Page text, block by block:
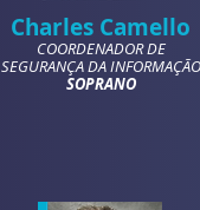
Charles Camello
COORDENADOR DE
SEGURANÇA DA INFORMAÇÃO
SOPRANO